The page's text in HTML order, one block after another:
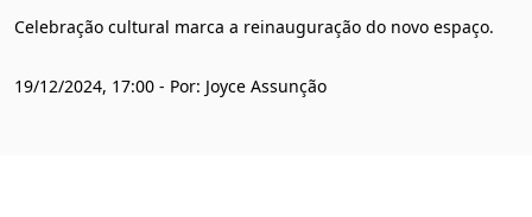
Celebração cultural marca a reinauguração do novo espaço.
19/12/2024, 17:00 - Por: Joyce Assunção